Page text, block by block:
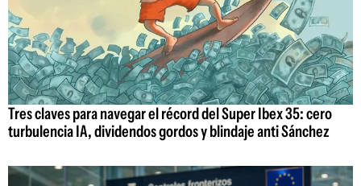
Tres claves para navegar el récord del Super Ibex 35: cero
turbulencia IA, dividendos gordos y blindaje anti Sánchez